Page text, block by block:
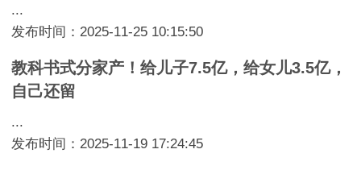
...
发布时间：2025-11-25 10:15:50
教科书式分家产！给儿子7.5亿，给女儿3.5亿，
自己还留
...
发布时间：2025-11-19 17:24:45